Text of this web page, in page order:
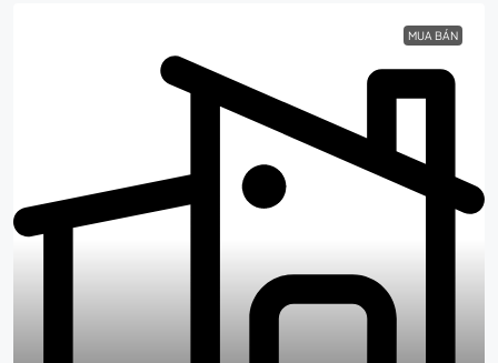
MUA BÁN